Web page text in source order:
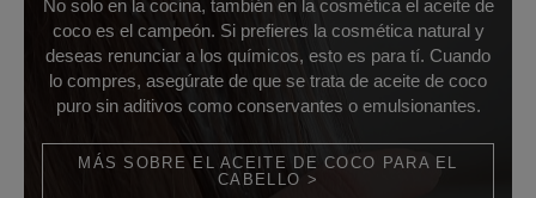
No solo en la cocina, también en la cosmética el aceite de
coco es el campeón. Si prefieres la cosmética natural y
deseas renunciar a los químicos, esto es para tí. Cuando
lo compres, asegúrate de que se trata de aceite de coco
puro sin aditivos como conservantes o emulsionantes.
MÁS SOBRE EL ACEITE DE COCO PARA EL
CABELLO >